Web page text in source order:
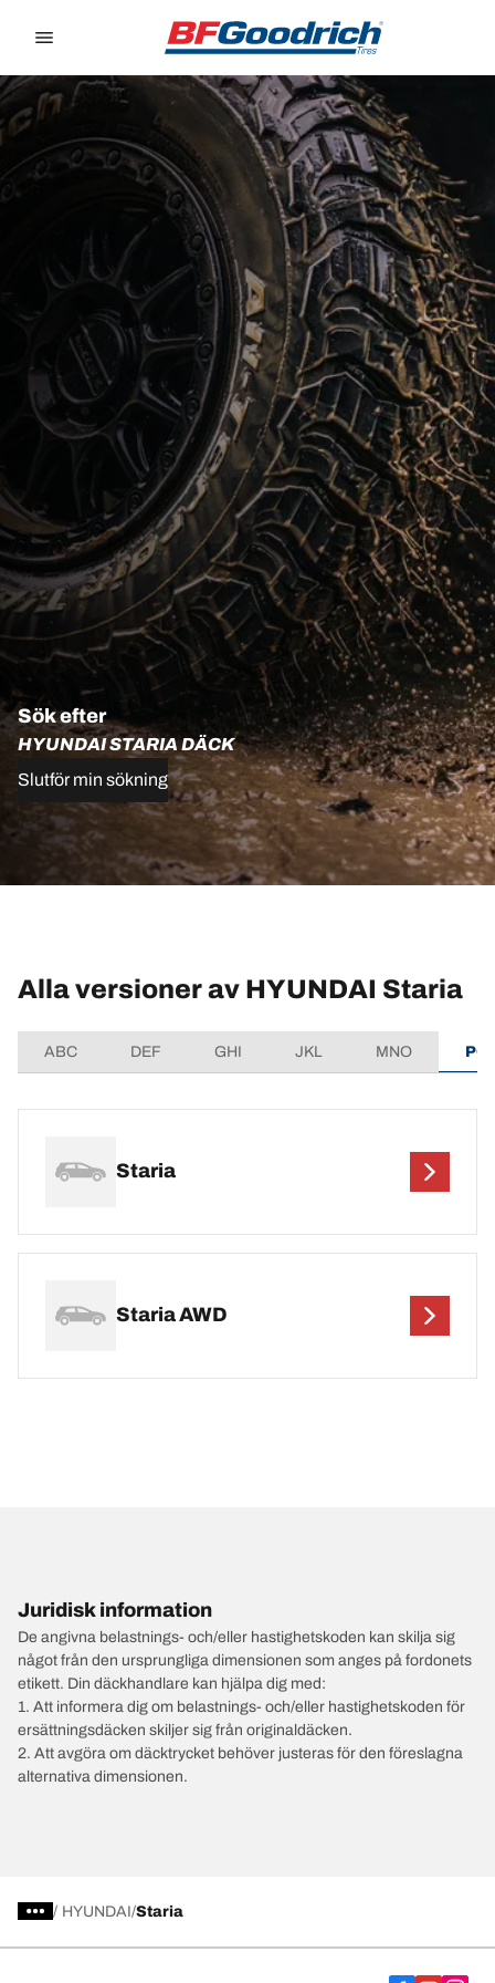
Sök efter
HYUNDAI STARIA DÄCK
Slutför min sökning
Alla versioner av HYUNDAI Staria
ABC DEF GHI JKL MNO
Staria
Staria AWD
Juridisk information
De angivna belastnings- och/eller hastighetskoden kan skilja sig
något från den ursprungliga dimensionen som anges på fordonets
etikett. Din däckhandlare kan hjälpa dig med:
1. Att informera dig om belastnings- och/eller hastighetskoden för
ersättningsdäcken skiljer sig från originaldäcken.
2. Att avgöra om däcktrycket behöver justeras för den föreslagna
alternativa dimensionen.
/ HYUNDAI Staria